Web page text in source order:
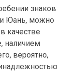
знаков
Юань, можно
качестве
наличием
вероятно,